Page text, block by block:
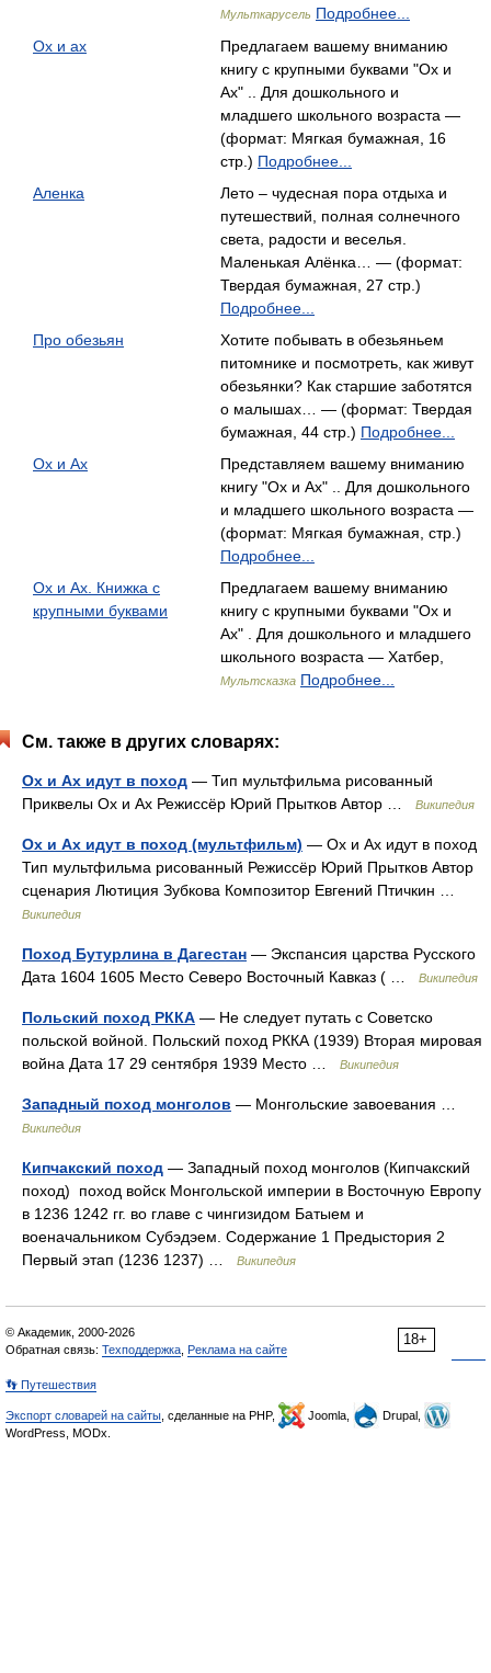
Мульткарусель Подробнее...
Ох и ах
Предлагаем вашему вниманию
книгу с крупными буквами "Ох и
Ах" .. Для дошкольного и
младшего школьного возраста —
(формат: Мягкая бумажная, 16
стр.) Подробнее...
Аленка
Лето – чудесная пора отдыха и
путешествий, полная солнечного
света, радости и веселья.
Маленькая Алёнка… — (формат:
Твердая бумажная, 27 стр.)
Подробнее...
Про обезьян
Хотите побывать в обезьяньем
питомнике и посмотреть, как живут
обезьянки? Как старшие заботятся
о малышах… — (формат: Твердая
бумажная, 44 стр.) Подробнее...
Ох и Ах
Представляем вашему вниманию
книгу "Ох и Ах" .. Для дошкольного
и младшего школьного возраста —
(формат: Мягкая бумажная, стр.)
Подробнее...
Ох и Ах. Книжка с
крупными буквами
Предлагаем вашему вниманию
книгу с крупными буквами "Ох и
Ах" . Для дошкольного и младшего
школьного возраста — Хатбер,
Мультсказка Подробнее...
См. также в других словарях:
Ох и Ах идут в поход — Тип мультфильма рисованный
Приквелы Ох и Ах Режиссёр Юрий Прытков Автор …
Википедия
Ох и Ах идут в поход (мультфильм) — Ох и Ах идут в поход
Тип мультфильма рисованный Режиссёр Юрий Прытков Автор
сценария Лютиция Зубкова Композитор Евгений Птичкин …
Википедия
Поход Бутурлина в Дагестан — Экспансия царства Русского
Дата 1604 1605 Место Северо Восточный Кавказ ( …
Википедия
Польский поход РККА — Не следует путать с Советско
польской войной. Польский поход РККА (1939) Вторая мировая
война Дата 17 29 сентября 1939 Место …
Википедия
Западный поход монголов — Монгольские завоевания …
Википедия
Кипчакский поход — Западный поход монголов (Кипчакский
поход) поход войск Монгольской империи в Восточную Европу
в 1236 1242 гг. во главе с чингизидом Батыем и
военачальником Субэдэем. Содержание 1 Предыстория 2
Первый этап (1236 1237) …
Википедия
18+
© Академик, 2000-2026
Обратная связь: Техподдержка Реклама на сайте
👣 Путешествия
Экспорт словарей на сайты , сделанные на PHP, Joomla,
Drupal,
WordPress, MODx.